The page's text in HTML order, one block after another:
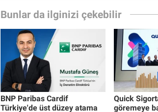
Bunlar da ilginizi çekebilir
BNP Paribas Cardif
Türkiye'de üst düzey atama
Quick
göremeye